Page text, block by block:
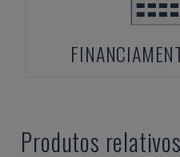
Produtos